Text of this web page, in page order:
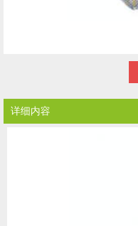
详细内容